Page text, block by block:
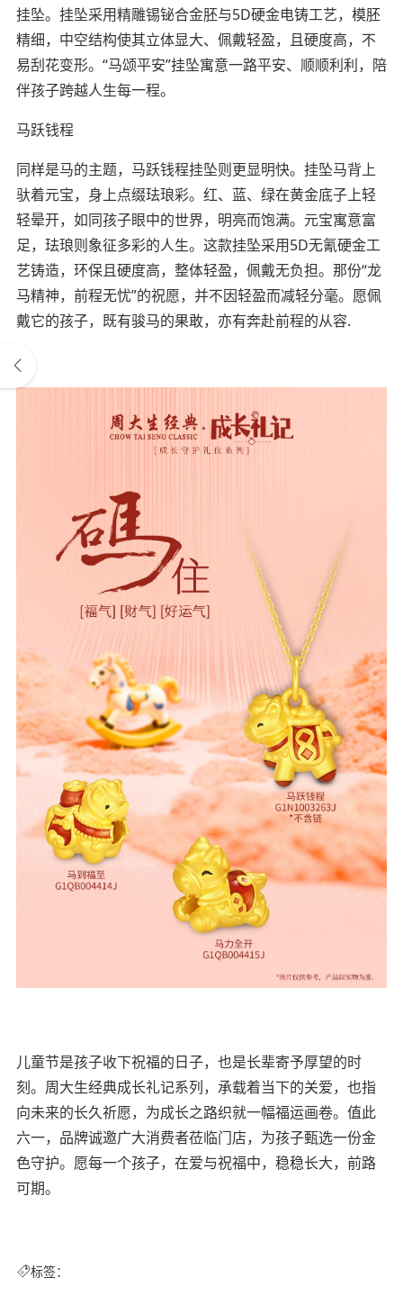
挂坠。挂坠采用精雕锡铋合金胚与5D硬金电铸工艺，模胚
精细，中空结构使其立体显大、佩戴轻盈，且硬度高，不
易刮花变形。“马颂平安”挂坠寓意一路平安、顺顺利利，陪
伴孩子跨越人生每一程。
马跃钱程
同样是马的主题，马跃钱程挂坠则更显明快。挂坠马背上
驮着元宝，身上点缀珐琅彩。红、蓝、绿在黄金底子上轻
轻晕开，如同孩子眼中的世界，明亮而饱满。元宝寓意富
足，珐琅则象征多彩的人生。这款挂坠采用5D无氰硬金工
艺铸造，环保且硬度高，整体轻盈，佩戴无负担。那份“龙
马精神，前程无忧”的祝愿，并不因轻盈而减轻分毫。愿佩
戴它的孩子，既有骏马的果敢，亦有奔赴前程的从容.
儿童节是孩子收下祝福的日子，也是长辈寄予厚望的时
刻。周大生经典成长礼记系列，承载着当下的关爱，也指
向未来的长久祈愿，为成长之路织就一幅福运画卷。值此
六一，品牌诚邀广大消费者莅临门店，为孩子甄选一份金
色守护。愿每一个孩子，在爱与祝福中，稳稳长大，前路
可期。
标签：